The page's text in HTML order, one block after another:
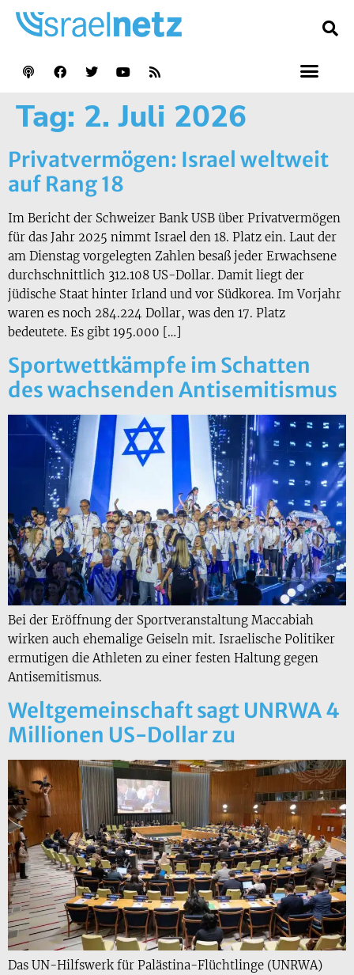
Tag: 2. Juli 2026
Privatvermögen: Israel weltweit
auf Rang 18
Im Bericht der Schweizer Bank USB über Privatvermögen
für das Jahr 2025 nimmt Israel den 18. Platz ein. Laut der
am Dienstag vorgelegten Zahlen besaß jeder Erwachsene
durchschnittlich 312.108 US-Dollar. Damit liegt der
jüdische Staat hinter Irland und vor Südkorea. Im Vorjahr
waren es noch 284.224 Dollar, was den 17. Platz
bedeutete. Es gibt 195.000 […]
Sportwettkämpfe im Schatten
des wachsenden Antisemitismus
Bei der Eröffnung der Sportveranstaltung Maccabiah
wirken auch ehemalige Geiseln mit. Israelische Politiker
ermutigen die Athleten zu einer festen Haltung gegen
Antisemitismus.
Weltgemeinschaft sagt UNRWA 4
Millionen US-Dollar zu
Das UN-Hilfswerk für Palästina-Flüchtlinge (UNRWA)